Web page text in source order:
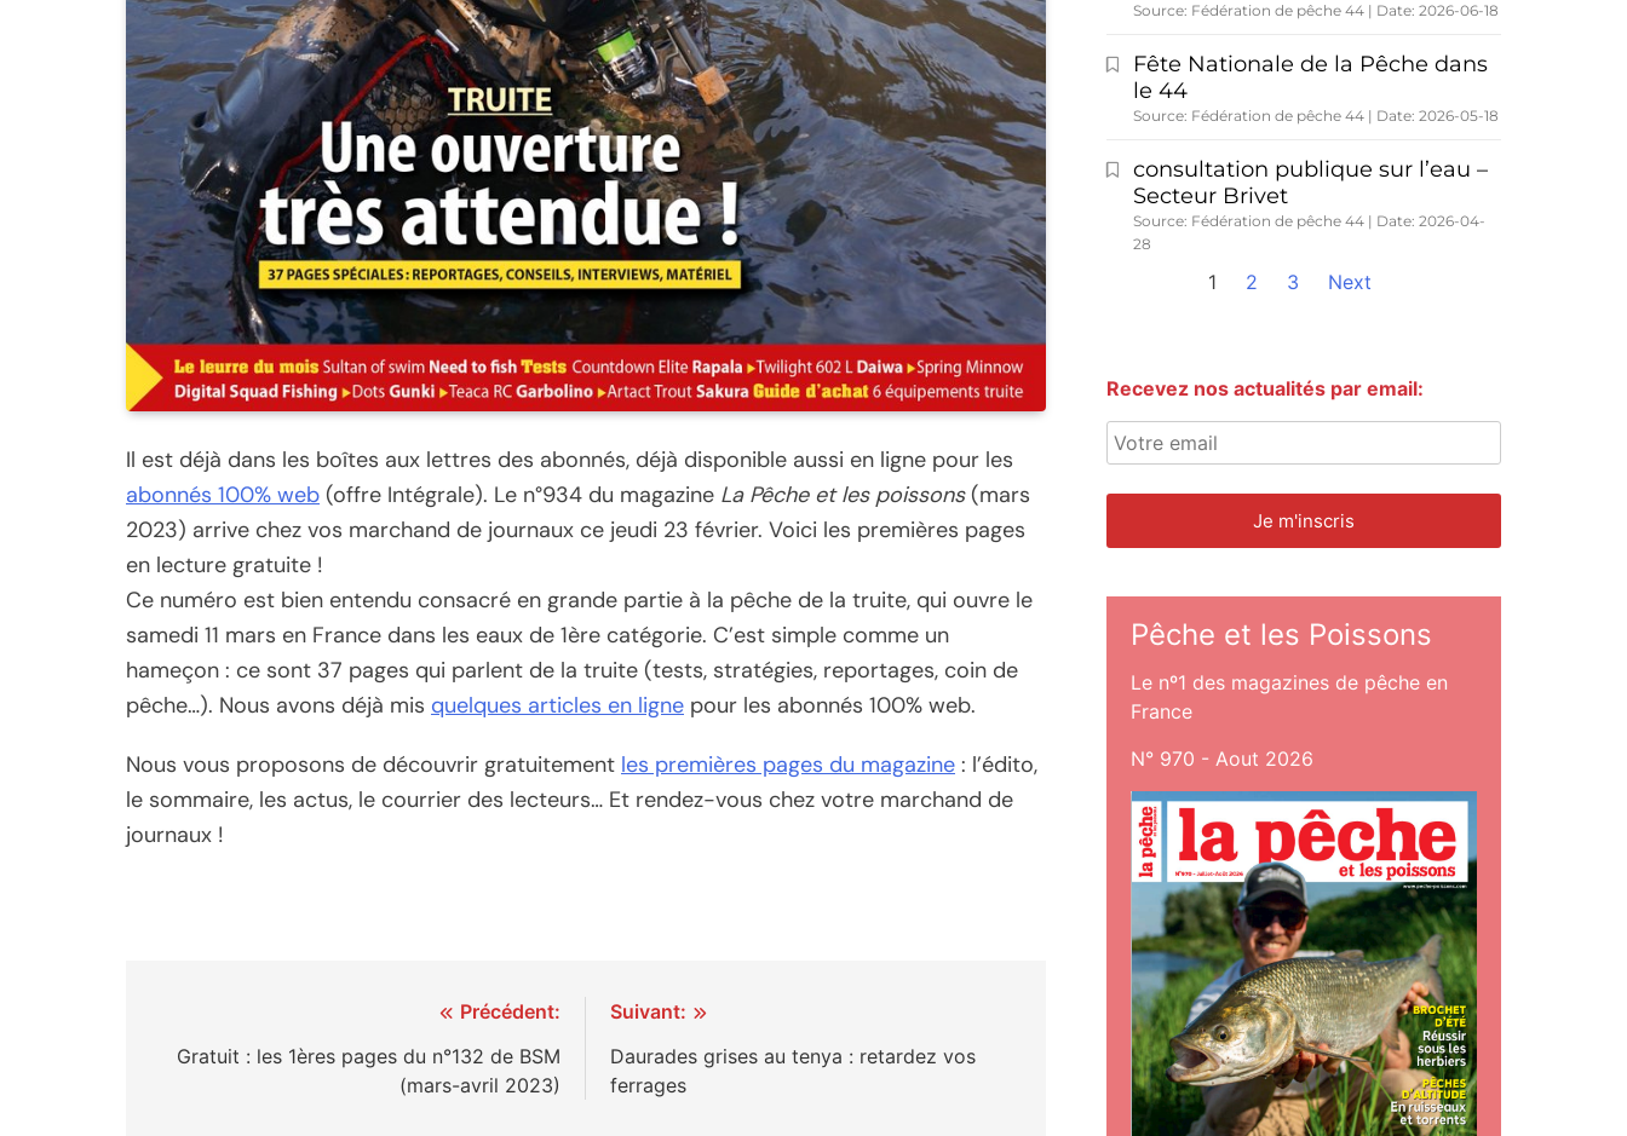
Il est déjà dans les boîtes aux lettres des abonnés, déjà disponible aussi en ligne pour les
abonnés 100% web (offre Intégrale). Le n°934 du magazine La Pêche et les poissons(mars
2023) arrive chez vos marchand de journaux ce jeudi 23 février. Voici les premières pages
en lecture gratuite !
Ce numéro est bien entendu consacré en grande partie à la pêche de la truite, qui ouvre le
samedi 11 mars en France dans les eaux de 1ère catégorie. C’est simple comme un
hameçon : ce sont 37 pages qui parlent de la truite (tests, stratégies, reportages, coin de
pêche…). Nous avons déjà mis quelques articles en ligne pour les abonnés 100% web.
Nous vous proposons de découvrir gratuitement les premières pages du magazine : l’édito,
le sommaire, les actus, le courrier des lecteurs… Et rendez-vous chez votre marchand de
journaux !
de
Précédent:
Gratuit : les 1ères pages du n°132 de BSM
(mars-avril 2023)
Suivant:
Daurades grises au tenya : retardez vos
ferrages
Source: Fédération de pêche 44 Date: 2026-06-18
Fête Nationale de la Pêche dans
le 44
Source: Fédération de pêche 44 Date: 2026-05-18
consultation publique sur l’eau –
Secteur Brivet
Source: Fédération de pêche 44
Date: 2026-04-
28
1 2 3 Next
Recevez nos actualités par email:
Pêche et les Poissons
Le nº1 des magazines de pêche en
France
N° 970 - Aout 2026